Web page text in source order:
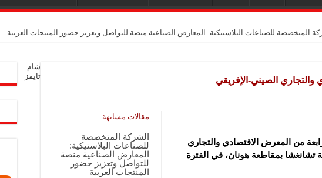
المتخصصة للصناعات البلاستيكية: المعارض الصناعية منصة للتواصل وتعزيز حضور المنتجات العربية
“جالكسي أوتوميشن”: المعارض المتخصصة تساهم في دعم الصناعة السورية وتعزيز حضور المنتجات
“علاء دعبول للكيماويات”: نحرص على توفير مواد أولية عالية الجودة لدعم الصناعة المحلية
والتجاري الصيني-الإفريقي
مقالات مشابهة
الشركة المتخصصة
للصناعات البلاستيكية:
المعارض الصناعية منصة
للتواصل وتعزيز حضور
المنتجات العربية
من المعرض الاقتصادي والتجاري
تشانغشا بمقاطعة هونان، في الفترة
شام
تايمز